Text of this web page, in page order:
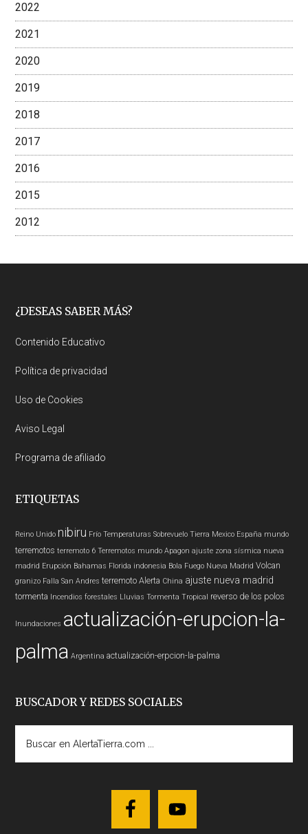
2022
2021
2020
2019
2018
2017
2016
2015
2012
Footer
¿DESEAS SABER MÁS?
Contenido Educativo
Política de privacidad
Uso de Cookies
Aviso Legal
Programa de afiliado
ETIQUETAS
Reino Unido nibiru Frío Temperaturas Sobrevuelo Tierra Mexico España mundo
terremotos terremoto 6 Terremotos mundo Apagon ajuste zona sísmica nueva
madrid Erupción Bahamas Florida indonesia Bola Fuego Nueva Madrid Volcan
granizo Falla San Andres terremoto Alerta China ajuste nueva madrid
tormenta Incendios forestales Lluvias Tormenta Tropical reverso de los polos
Inundaciones actualización-erupcion-la-
palma Argentina actualización-erpcion-la-palma
BUSCADOR Y REDES SOCIALES
AlertaTierra.com